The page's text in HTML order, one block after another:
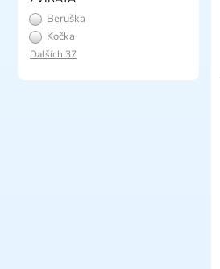
Beruška
Kočka
Dalších 37